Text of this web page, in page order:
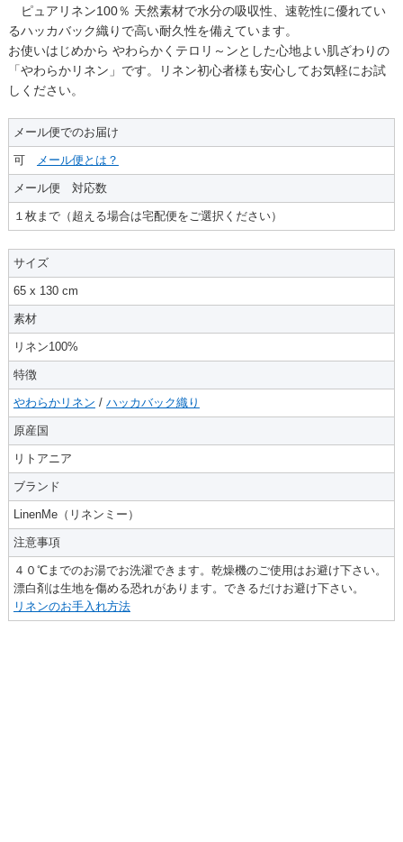
ピュアリネン100％ 天然素材で水分の吸収性、速乾性に優れてい
るハッカバック織りで高い耐久性を備えています。
お使いはじめから やわらかくテロリ～ンとした心地よい肌ざわりの
「やわらかリネン」です。リネン初心者様も安心してお気軽にお試
しください。
メール便でのお届け
可 メール便とは？
メール便 対応数
１枚まで（超える場合は宅配便をご選択ください）
サイズ
65 x 130 cm
素材
リネン100%
特徴
やわらかリネン / ハッカバック織り
原産国
リトアニア
ブランド
LinenMe（リネンミー）
注意事項
４０℃までのお湯でお洗濯できます。乾燥機のご使用はお避け下さい。
漂白剤は生地を傷める恐れがあります。できるだけお避け下さい。
リネンのお手入れ方法